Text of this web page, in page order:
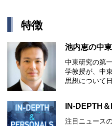
特徴
池内恵の中
中東研究の第
学教授が、中
思想について
IN-DEPTH
注目ニュース